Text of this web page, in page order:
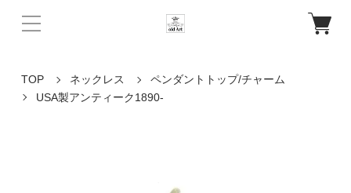
TOP ネックレス
ペンダントトップ/チャーム
USA製アンティーク1890-